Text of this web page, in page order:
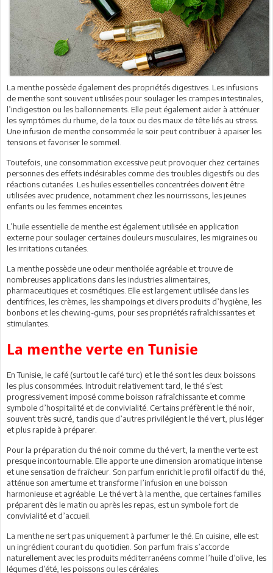
La menthe possède également des propriétés digestives. Les infusions
de menthe sont souvent utilisées pour soulager les crampes intestinales,
l’indigestion ou les ballonnements. Elle peut également aider à atténuer
les symptômes du rhume, de la toux ou des maux de tête liés au stress.
Une infusion de menthe consommée le soir peut contribuer à apaiser les
tensions et favoriser le sommeil.
Toutefois, une consommation excessive peut provoquer chez certaines
personnes des effets indésirables comme des troubles digestifs ou des
réactions cutanées. Les huiles essentielles concentrées doivent être
utilisées avec prudence, notamment chez les nourrissons, les jeunes
enfants ou les femmes enceintes.
L’huile essentielle de menthe est également utilisée en application
externe pour soulager certaines douleurs musculaires, les migraines ou
les irritations cutanées.
La menthe possède une odeur mentholée agréable et trouve de
nombreuses applications dans les industries alimentaires,
pharmaceutiques et cosmétiques. Elle est largement utilisée dans les
dentifrices, les crèmes, les shampoings et divers produits d’hygiène, les
bonbons et les chewing-gums, pour ses propriétés rafraîchissantes et
stimulantes.
La menthe verte en Tunisie
En Tunisie, le café (surtout le café turc) et le thé sont les deux boissons
les plus consommées. Introduit relativement tard, le thé s’est
progressivement imposé comme boisson rafraîchissante et comme
symbole d’hospitalité et de convivialité. Certains préfèrent le thé noir,
souvent très sucré, tandis que d’autres privilégient le thé vert, plus léger
et plus rapide à préparer.
Pour la préparation du thé noir comme du thé vert, la menthe verte est
presque incontournable. Elle apporte une dimension aromatique intense
et une sensation de fraîcheur. Son parfum enrichit le profil olfactif du thé,
atténue son amertume et transforme l’infusion en une boisson
harmonieuse et agréable. Le thé vert à la menthe, que certaines familles
préparent dès le matin ou après les repas, est un symbole fort de
convivialité et d’accueil.
La menthe ne sert pas uniquement à parfumer le thé. En cuisine, elle est
un ingrédient courant du quotidien. Son parfum frais s’accorde
naturellement avec les produits méditerranéens comme l’huile d’olive, les
légumes d’été, les poissons ou les céréales.